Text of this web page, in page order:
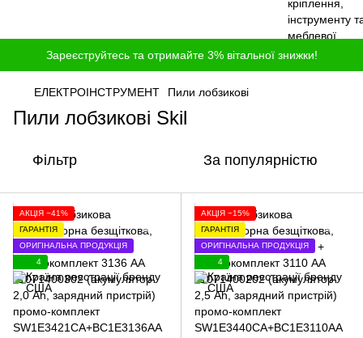
Зареєструйтесь та отримайте 3% вітальної знижки!
ЕЛЕКТРОІНСТРУМЕНТ Пили лобзикові
Пили лобзикові Skil
Фільтр За популярністю
АКЦІЯ −41%
ГАРАНТІЯ
ОРИГІНАЛЬНА ПРОДУКЦІЯ
4
АКЦІЯ −15%
ГАРАНТІЯ
ОРИГІНАЛЬНА ПРОДУКЦІЯ
4